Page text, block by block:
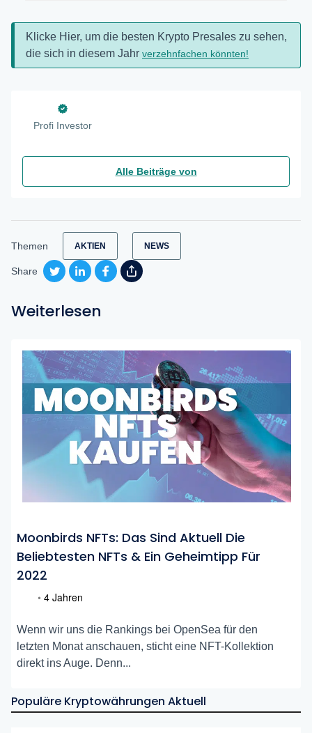
Klicke Hier, um die besten Krypto Presales zu sehen,
die sich in diesem Jahr verzehnfachen könnten!
Profi Investor
Alle Beiträge von
Themen AKTIEN NEWS
Share
Weiterlesen
Moonbirds NFTs: Das Sind Aktuell Die
Beliebtesten NFTs & Ein Geheimtipp Für
2022
• 4 Jahren
Wenn wir uns die Rankings bei OpenSea für den
letzten Monat anschauen, sticht eine NFT-Kollektion
direkt ins Auge. Denn...
Populäre Kryptowährungen Aktuell